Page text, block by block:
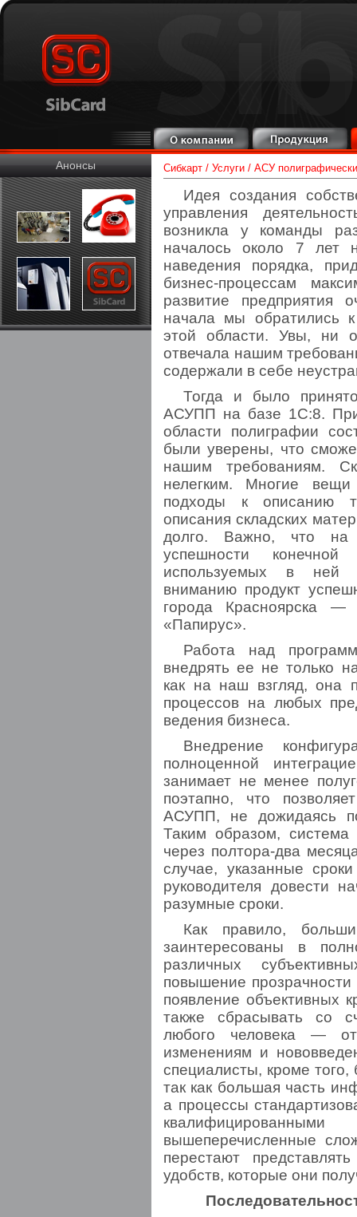
Анонсы Сибкарт / Услуги / АСУ
Идея создания
управления
возникла у команды
началось около 7 лет
наведения порядка,
бизнес-процессам
развитие предприятия
начала мы обратились
этой области. Увы, ни
отвечала нашим
содержали в себе
Тогда и было
АСУПП на базе 1С:8. При
области полиграфии
были уверены, что
нашим требованиям.
нелегким. Многие вещи
подходы к описанию
описания складских
долго. Важно, что на
успешности
используемых в ней
вниманию продукт
города Красноярска
«Папирус».
Работа над
внедрять ее не только
как на наш взгляд, она
процессов на любых
ведения бизнеса.
Внедрение
полноценной
занимает не менее
поэтапно, что
АСУПП, не дожидаясь
Таким образом,
через полтора-два
случае, указанные
руководителя довести
разумные сроки.
Как правило,
заинтересованы в
различных
повышение
появление объективных
также сбрасывать со
любого человека —
изменениям и
специалисты, кроме того,
так как большая часть
а процессы
вышеперечисленные
перестают
удобств, которые они